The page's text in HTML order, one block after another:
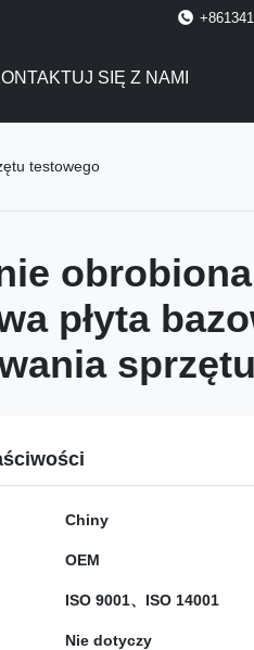
SIĘ Z NAMI
testowego
płyta
Chiny
OEM
ISO 9001、ISO 14001
Nie dotyczy